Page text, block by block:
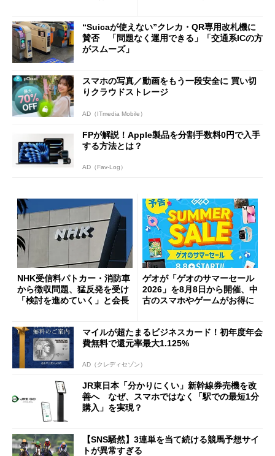
開催
“Suicaが使えない”クレカ・QR専用改札機に
賛否 「問題なく運用できる」「交通系ICの方
がスムーズ」
スマホの写真／動画をもう一段安全に 買い切
りクラウドストレージ
AD（ITmedia Mobile）
FPが解説！Apple製品を分割手数料0円で入手
する方法とは？
AD（Fav-Log）
NHK受信料パトカー・消防車
から徴収問題、猛反発を受け
「検討を進めていく」と会長
ゲオが「ゲオのサマーセール
2026」を8月8日から開催、中
古のスマホやゲームがお得に
マイルが超たまるビジネスカード！初年度年会
費無料で還元率最大1.125%
AD（クレディセゾン）
JR東日本「分かりにくい」新幹線券売機を改
善へ なぜ、スマホではなく「駅での最短1分
購入」を実現？
【SNS騒然】3連単を当て続ける競馬予想サイ
トが異常すぎる